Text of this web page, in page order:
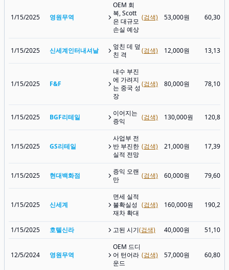
1/15/2025 영원무역
OEM 회
복, Scott
은 대규모
손실 예상
(검색) 53,000원 60,300
1/15/2025 신세계인터내셔날
엎친 데 덮
친 격
(검색) 12,000원 13,130
1/15/2025 F&F
내수 부진
에 가려지
는 중국 성
장
(검색) 80,000원 78,100
1/15/2025 BGF리테일
이어지는
증익
(검색) 130,000원 120,800
1/15/2025 GS리테일
사업부 전
반 부진한
실적 전망
(검색) 21,000원 17,390
1/15/2025 현대백화점
증익 오랜
만
(검색) 60,000원 79,600
1/15/2025 신세계
면세 실적
불확실성
재차 확대
(검색) 160,000원 190,200
1/15/2025 호텔신라 고된 시기(검색) 40,000원 51,100
12/5/2024 영원무역
OEM 드디
어 턴어라
운드
(검색) 57,000원 60,800